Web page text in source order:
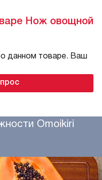
Нож овощной
о данном товаре. Ваш
Omoikiri